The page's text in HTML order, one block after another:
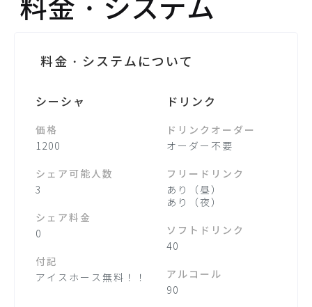
料金・システム
料金・システムについて
シーシャ
価格
1200
シェア可能人数
3
シェア料金
0
付記
アイスホース無料！！
ドリンク
ドリンクオーダー
オーダー不要
フリードリンク
あり（昼）
あり（夜）
ソフトドリンク
40
アルコール
90